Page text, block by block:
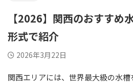
【2026】関西のおすすめ
形式で紹介
2026年3月22日
関西エリアには、世界最大級の水